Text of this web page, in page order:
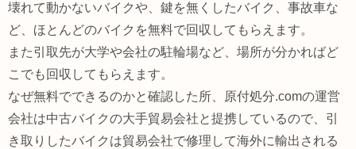
壊れて動かないバイクや、鍵を無くしたバイク、事故車な
ど、ほとんどのバイクを無料で回収してもらえます。
また引取先が大学や会社の駐輪場など、場所が分かればど
こでも回収してもらえます。
なぜ無料でできるのかと確認した所、原付処分.comの運営
会社は中古バイクの大手貿易会社と提携しているので、引
き取りしたバイクは貿易会社で修理して海外に輸出される